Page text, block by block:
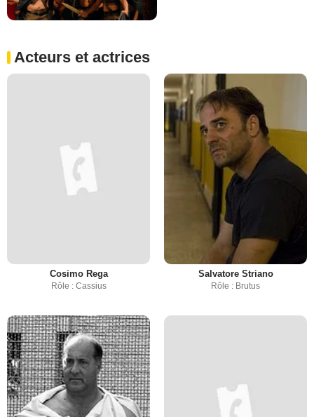
Acteurs et actrices
Cosimo Rega
Rôle : Cassius
Salvatore Striano
Rôle : Brutus